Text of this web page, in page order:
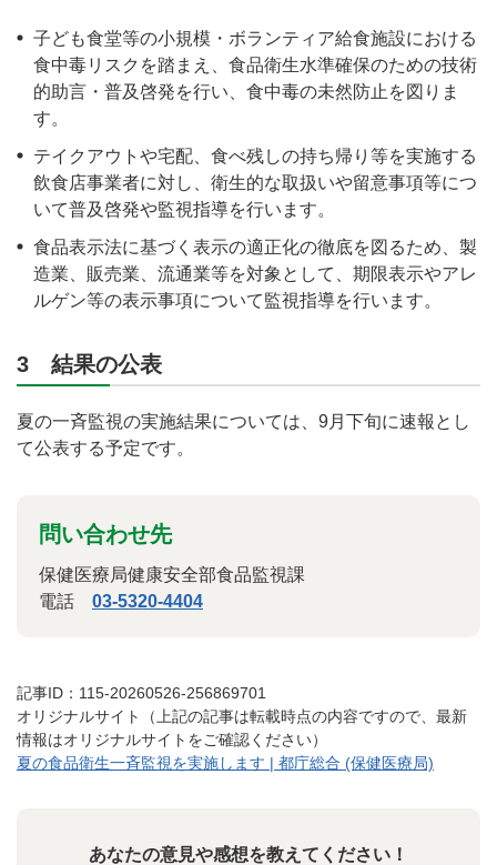
子ども食堂等の小規模・ボランティア給食施設における
食中毒リスクを踏まえ、食品衛生水準確保のための技術
的助言・普及啓発を行い、食中毒の未然防止を図りま
す。
テイクアウトや宅配、食べ残しの持ち帰り等を実施する
飲食店事業者に対し、衛生的な取扱いや留意事項等につ
いて普及啓発や監視指導を行います。
食品表示法に基づく表示の適正化の徹底を図るため、製
造業、販売業、流通業等を対象として、期限表示やアレ
ルゲン等の表示事項について監視指導を行います。
3 結果の公表
夏の一斉監視の実施結果については、9月下旬に速報とし
て公表する予定です。
問い合わせ先
保健医療局健康安全部食品監視課
電話 03-5320-4404
記事ID：115-20260526-256869701
オリジナルサイト（上記の記事は転載時点の内容ですので、最新
情報はオリジナルサイトをご確認ください）
夏の食品衛生一斉監視を実施します | 都庁総合 (保健医療局)
あなたの意見や感想を教えてください！